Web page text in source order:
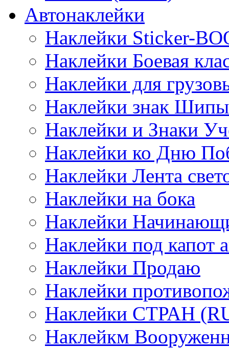
Автонаклейки
Наклейки Sticker-
Наклейки Боевая
Наклейки для
Наклейки знак Шипы
Наклейки и Знаки
Наклейки ко Дню
Наклейки Лента
Наклейки на бока
Наклейки
Наклейки под капот
Наклейки Продаю
Наклейки
Наклейки СТРАН
Наклейкм